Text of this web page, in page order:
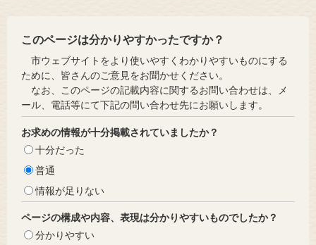
このページは分かりやすかったですか？
市ウェブサイトをより使いやすくわかりやすいものにする
ために、皆さんのご意見をお聞かせください。
なお、このページの記載内容に関するお問い合わせは、メ
ール、電話等にて下記の問い合わせ先にお願いします。
お求めの情報が十分掲載されていましたか？
十分だった
普通
情報が足りない
ページの構成や内容、表現は分かりやすいものでしたか？
分かりやすい